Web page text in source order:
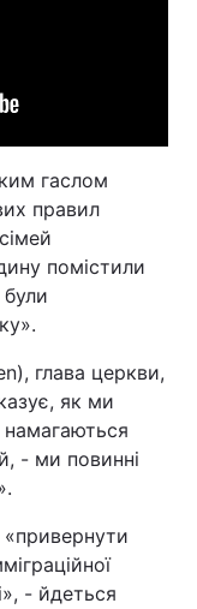
гаслом
правил
помістили
глава церкви,
як ми
намагаються
- ми повинні
- йдеться